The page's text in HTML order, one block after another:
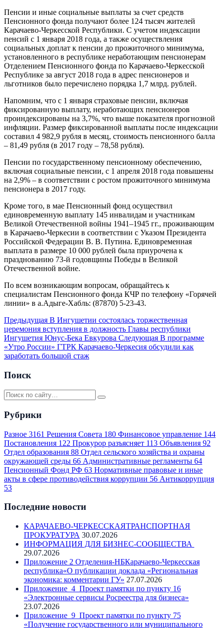
Пенсии и иные социальные выплаты за счет средств
Пенсионного фонда получают более 124 тысяч жителей
Карачаево-Черкесской Республики. С учетом индексации
пенсий с 1 января 2018 года, а также осуществления
социальных доплат к пенсии до прожиточного минимума,
установленного в республике неработающим пенсионерам
Отделением Пенсионного фонда по Карачаево-Черкесской
Республике за август 2018 года в адрес пенсионеров и
льготников было перечислено порядка 1,7 млрд. рублей.
Напомним, что с 1 января страховые пенсии, включая
фиксированную выплату, неработающих пенсионеров
проиндексированы на 3,7%, что выше показателя прогнозной
инфляции. Размер фиксированной выплаты после индексации
составил 4 982,9 рубля в месяц, стоимость пенсионного балла
– 81,49 рубля (в 2017 году – 78,58 рубля).
Пенсии по государственному пенсионному обеспечению,
включая социальные пенсии, с 1 апреля 2018 года повышены
на 2,9% – в соответствии с ростом прожиточного минимума
пенсионера в 2017 году.
Кроме того, в мае Пенсионный фонд осуществил
единовременную выплату 145 инвалидам и участникам
Великой Отечественной войны 1941–1945 гг., проживающим
в Карачаево-Черкесии в соответствии с Указом Президента
Российской Федерации В. В. Путина. Единовременная
выплата в размере 10 000 рублей была приурочена к
празднованию 73-й годовщины Победы в Великой
Отечественной войне.
По всем возникающим вопросам, обращайтесь к
специалистам Пенсионного фонда КЧР по телефону «Горячей
линии» в а.Адыге-Хабль: (87870) 5-23-43.
Предыдущая В Ингушетии состоялась торжественная
церемония вступления в должность Главы республики
Ингушетия Юнус-Бека Евкурова Следующая В программе
«Утро России» ГТРК Карачаево-Черкесия обсудили как
заработать большой стаж
Поиск
Рубрики
Разное 3161 Решения Совета 180 Финансовое управление 144
Постановления 122 Прокурор разъясняет 113 Объявления 92
Отдел образования 88 Отдел сельского хозяйства и охраны
окружающей среды 66 Административные регламенты 64
Пенсионный Фонд РФ 63 Нормативные правовые и иные
акты в сфере противодействия коррупции 56 Антикоррупция
53
Последние новости
КАРАЧАЕВО-ЧЕРКЕССКАЯТРАНСПОРТНАЯ
ПРОКУРАТУРА 30.07.2026
ИНФОРМАЦИЯ ДЛЯ БИЗНЕС-СООБЩЕСТВА
29.07.2026
Приложение 2 Отделения-НБКарачаево-Черкесская
республика«О публикации доклада «Региональная
экономика: комментарии ГУ» 27.07.2026
Приложение_4_Проект памятки по пункту 16
«Электронные сервисы Росреестра для бизнеса»
23.07.2026
Приложение_9_Проект памятки по пункту 75
«Получение государственного или муниципального